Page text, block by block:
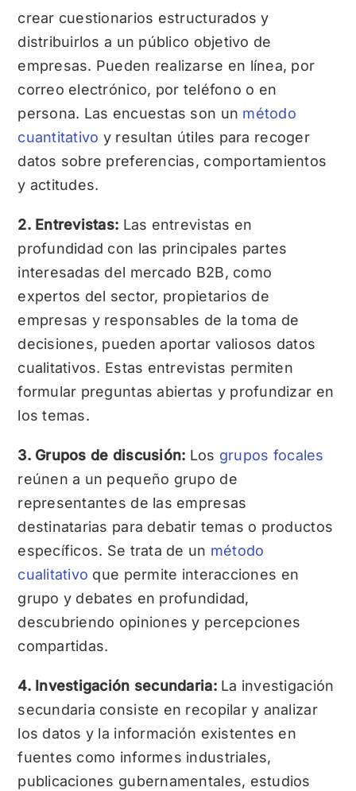
crear cuestionarios estructurados y
distribuirlos a un público objetivo de
empresas. Pueden realizarse en línea, por
correo electrónico, por teléfono o en
persona. Las encuestas son un método
cuantitativo y resultan útiles para recoger
datos sobre preferencias, comportamientos
y actitudes.
2. Entrevistas: Las entrevistas en
profundidad con las principales partes
interesadas del mercado B2B, como
expertos del sector, propietarios de
empresas y responsables de la toma de
decisiones, pueden aportar valiosos datos
cualitativos. Estas entrevistas permiten
formular preguntas abiertas y profundizar en
los temas.
3. Grupos de discusión: Los grupos focales
reúnen a un pequeño grupo de
representantes de las empresas
destinatarias para debatir temas o productos
específicos. Se trata de un método
cualitativo que permite interacciones en
grupo y debates en profundidad,
descubriendo opiniones y percepciones
compartidas.
4. Investigación secundaria:La investigación
secundaria consiste en recopilar y analizar
los datos y la información existentes en
fuentes como informes industriales,
publicaciones gubernamentales, estudios